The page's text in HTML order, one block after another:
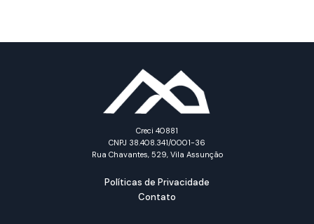
Creci 40881
CNPJ 38.408.341/0001-36
Rua Chavantes, 529, Vila Assunção
Políticas de Privacidade
Contato